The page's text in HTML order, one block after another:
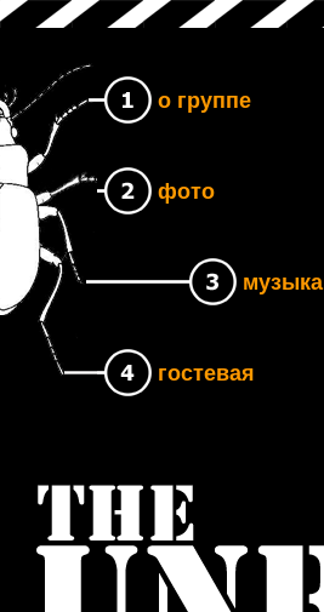
о группе
фото
музыка
гостевая
Группа The UNB